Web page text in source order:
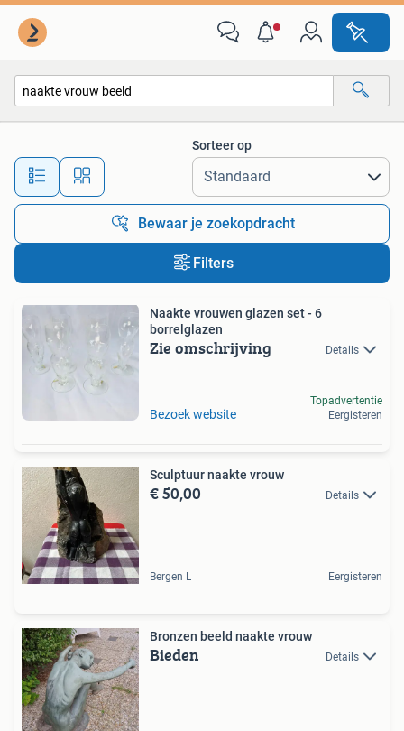
Alle afstanden…
Sorteer op
Bewaar je zoekopdracht
Filters
Naakte vrouwen glazen set - 6
borrelglazen
Zie omschrijving Details
Bezoek website
Topadvertentie
Eergisteren
Sculptuur naakte vrouw
€ 50,00 Details
Bergen L Eergisteren
Bronzen beeld naakte vrouw
Bieden Details